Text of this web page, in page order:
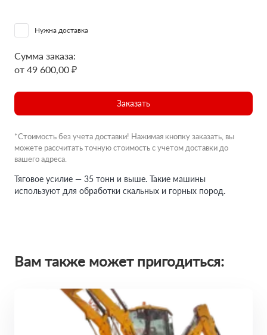
Нужна доставка
Сумма заказа:
от 49 600,00 ₽
Заказать
*Стоимость без учета доставки! Нажимая кнопку заказать, вы
можете рассчитать точную стоимость с учетом доставки до
вашего адреса.
Тяговое усилие — 35 тонн и выше. Такие машины
используют для обработки скальных и горных пород.
Вам также может пригодиться: